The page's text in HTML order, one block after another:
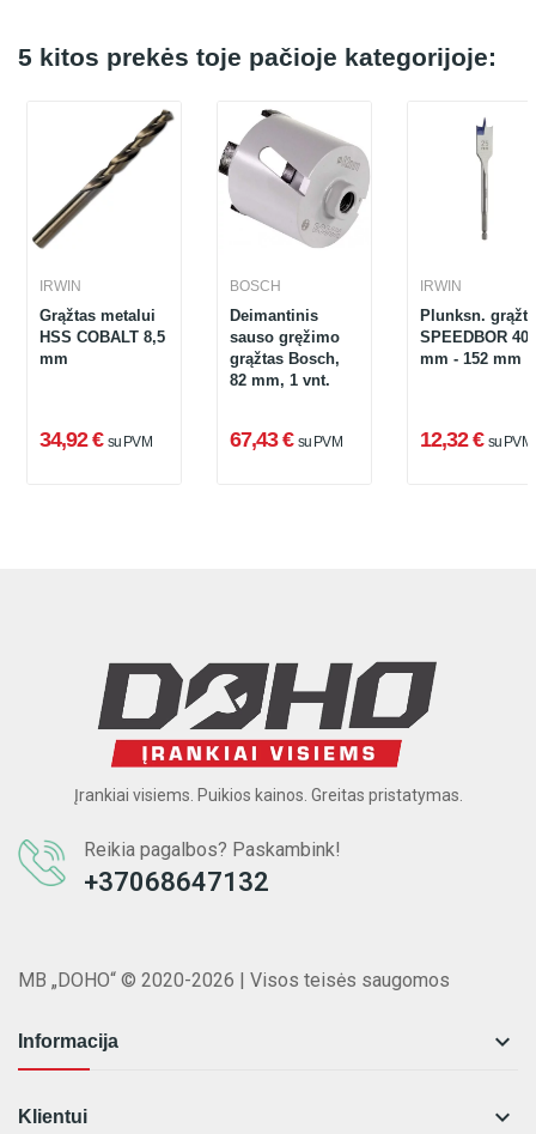
5 kitos prekės toje pačioje kategorijoje:
IRWIN
Grąžtas metalui
HSS COBALT 8,5
mm
34,92 € su PVM
BOSCH
Deimantinis
sauso gręžimo
grąžtas Bosch,
82 mm, 1 vnt.
67,43 € su PVM
IRWIN
Plunksn.
SPEEDBOR 40
mm - 152 mm
12,32 € su PVM
Įrankiai visiems. Puikios kainos. Greitas pristatymas.
Reikia pagalbos? Paskambink!
+37068647132
MB „DOHO“ © 2020-2026 | Visos teisės saugomos
Informacija 
Klientui 